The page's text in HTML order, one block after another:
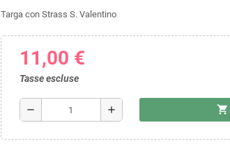
Targa con Strass S. Valentino
11,00 €
Tasse escluse
remove add shopping_cart